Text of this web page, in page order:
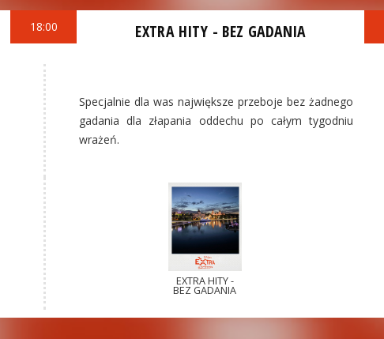
18:00 EXTRA HITY - BEZ GADANIA
Specjalnie dla was największe przeboje bez żadnego
gadania dla złapania oddechu po całym tygodniu
wrażeń.
EXTRA HITY -
BEZ GADANIA